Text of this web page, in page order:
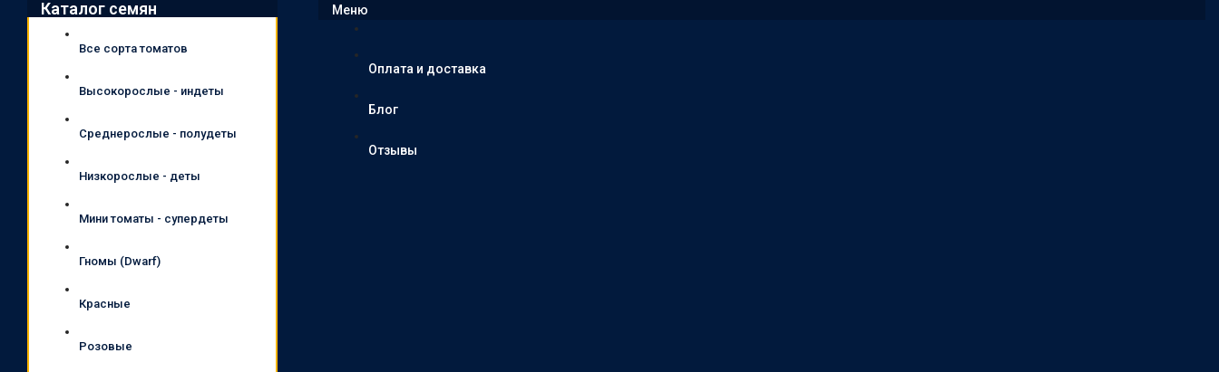
Каталог семян
Все сорта томатов
Высокорослые - индеты
Среднерослые - полудеты
Низкорослые - деты
Мини томаты - супердеты
Гномы (Dwarf)
Красные
Розовые
Меню
Оплата и доставка
Блог
Отзывы